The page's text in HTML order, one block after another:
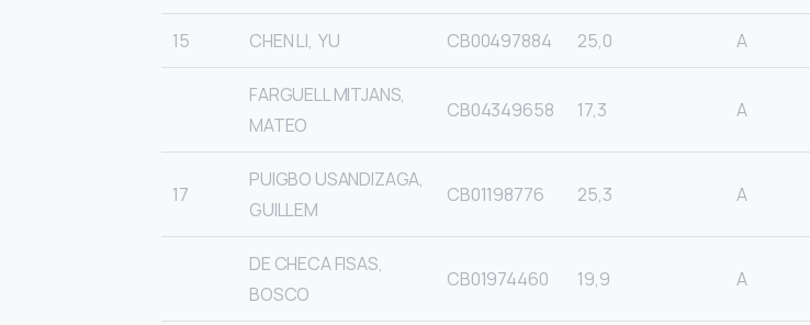
15 CHEN LI, YU CB00497884 25,0 A
FARGUELL MITJANS,
MATEO
CB04349658 17,3 A
17
PUIGBO USANDIZAGA,
GUILLEM
CB01198776 25,3 A
DE CHECA FISAS,
BOSCO
CB01974460 19,9 A